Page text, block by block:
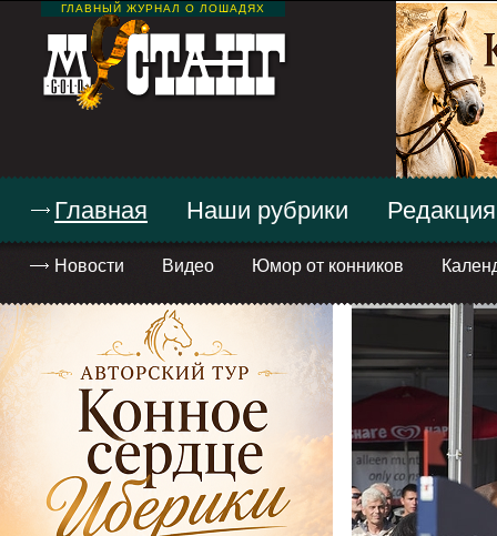
ГЛАВНЫЙ ЖУРНАЛ О ЛОШАДЯХ
Главная
Новости Видео Юмор от конников
Наши рубрики Редакция